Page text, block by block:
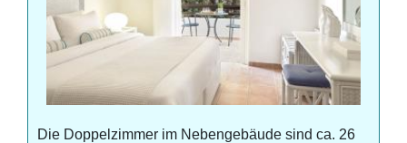
Die Doppelzimmer im Nebengebäude sind ca. 26